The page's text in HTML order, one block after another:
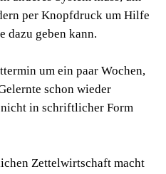
per Knopfdruck um Hilfe
dazu geben kann.
um ein paar Wochen,
schon wieder
nicht in schriftlicher Form
Zettelwirtschaft macht